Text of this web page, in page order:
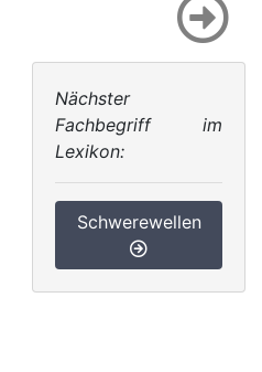
Nächster
Fachbegriff im
Lexikon:
Schwerewellen